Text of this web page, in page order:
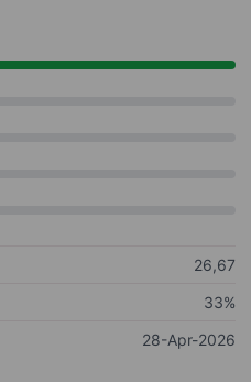
26,67
33%
28-Apr-2026